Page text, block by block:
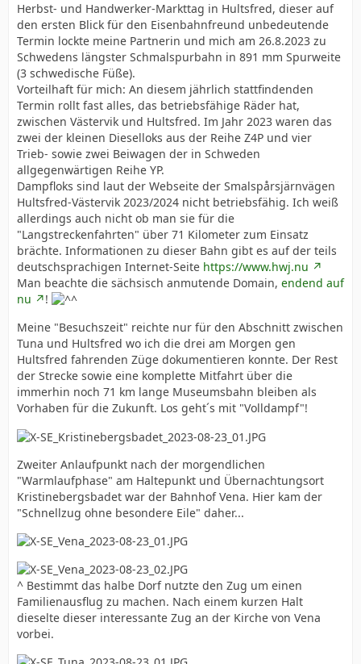
Herbst- und Handwerker-Markttag in Hultsfred, dieser auf
den ersten Blick für den Eisenbahnfreund unbedeutende
Termin lockte meine Partnerin und mich am 26.8.2023 zu
Schwedens längster Schmalspurbahn in 891 mm Spurweite
(3 schwedische Füße).
Vorteilhaft für mich: An diesem jährlich stattfindenden
Termin rollt fast alles, das betriebsfähige Räder hat,
zwischen Västervik und Hultsfred. Im Jahr 2023 waren das
zwei der kleinen Dieselloks aus der Reihe Z4P und vier
Trieb- sowie zwei Beiwagen der in Schweden
allgegenwärtigen Reihe YP.
Dampfloks sind laut der Webseite der Smalspårsjärnvägen
Hultsfred-Västervik 2023/2024 nicht betriebsfähig. Ich weiß
allerdings auch nicht ob man sie für die
"Langstreckenfahrten" über 71 Kilometer zum Einsatz
brächte. Informationen zu dieser Bahn gibt es auf der teils
deutschsprachigen Internet-Seite https://www.hwj.nu
Man beachte die sächsisch anmutende Domain, endend auf
nu
!
Meine "Besuchszeit" reichte nur für den Abschnitt zwischen
Tuna und Hultsfred wo ich die drei am Morgen gen
Hultsfred fahrenden Züge dokumentieren konnte. Der Rest
der Strecke sowie eine komplette Mitfahrt über die
immerhin noch 71 km lange Museumsbahn bleiben als
Vorhaben für die Zukunft. Los geht´s mit "Volldampf"!
Zweiter Anlaufpunkt nach der morgendlichen
"Warmlaufphase" am Haltepunkt und Übernachtungsort
Kristinebergsbadet war der Bahnhof Vena. Hier kam der
"Schnellzug ohne besondere Eile" daher...
^ Bestimmt das halbe Dorf nutzte den Zug um einen
Familienausflug zu machen. Nach einem kurzen Halt
dieselte dieser interessante Zug an der Kirche von Vena
vorbei.